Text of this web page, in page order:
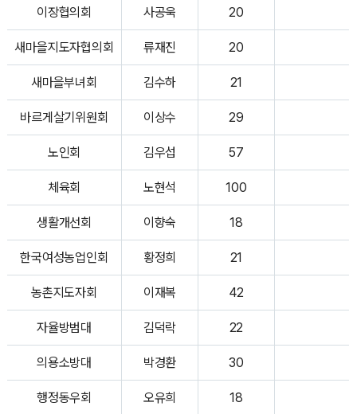
이장협의회 사공욱 20
새마을지도자협의회 류재진 20
새마을부녀회 김수하 21
바르게살기위원회 이상수 29
노인회 김우섭 57
체육회 노현석 100
생활개선회 이향숙 18
한국여성농업인회 황정희 21
농촌지도자회 이재복 42
자율방범대 김덕락 22
의용소방대 박경환 30
행정동우회 오유희 18